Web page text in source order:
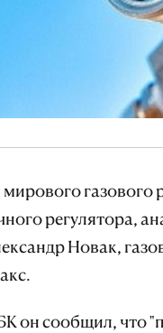
мирового газового
регулятора,
Новак,
он сообщил, что